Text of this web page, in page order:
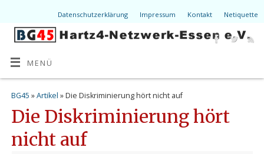
Datenschutzerklärung Impressum Kontakt Netiquette
MENÜ
BG45 »Artikel » Die Diskriminierung hört nicht auf
Die Diskriminierung hört
nicht auf